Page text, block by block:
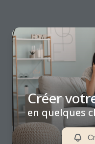
Créer
en quelques